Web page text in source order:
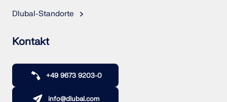
Dlubal-Standorte
Kontakt
+49 9673 9203-0
info@dlubal.com